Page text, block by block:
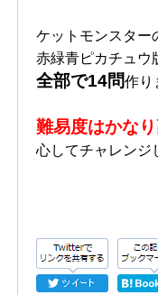
ケットモンスター
赤緑青ピカチュウ
全部で14問作り
難易度はかな
心してチャレンジ